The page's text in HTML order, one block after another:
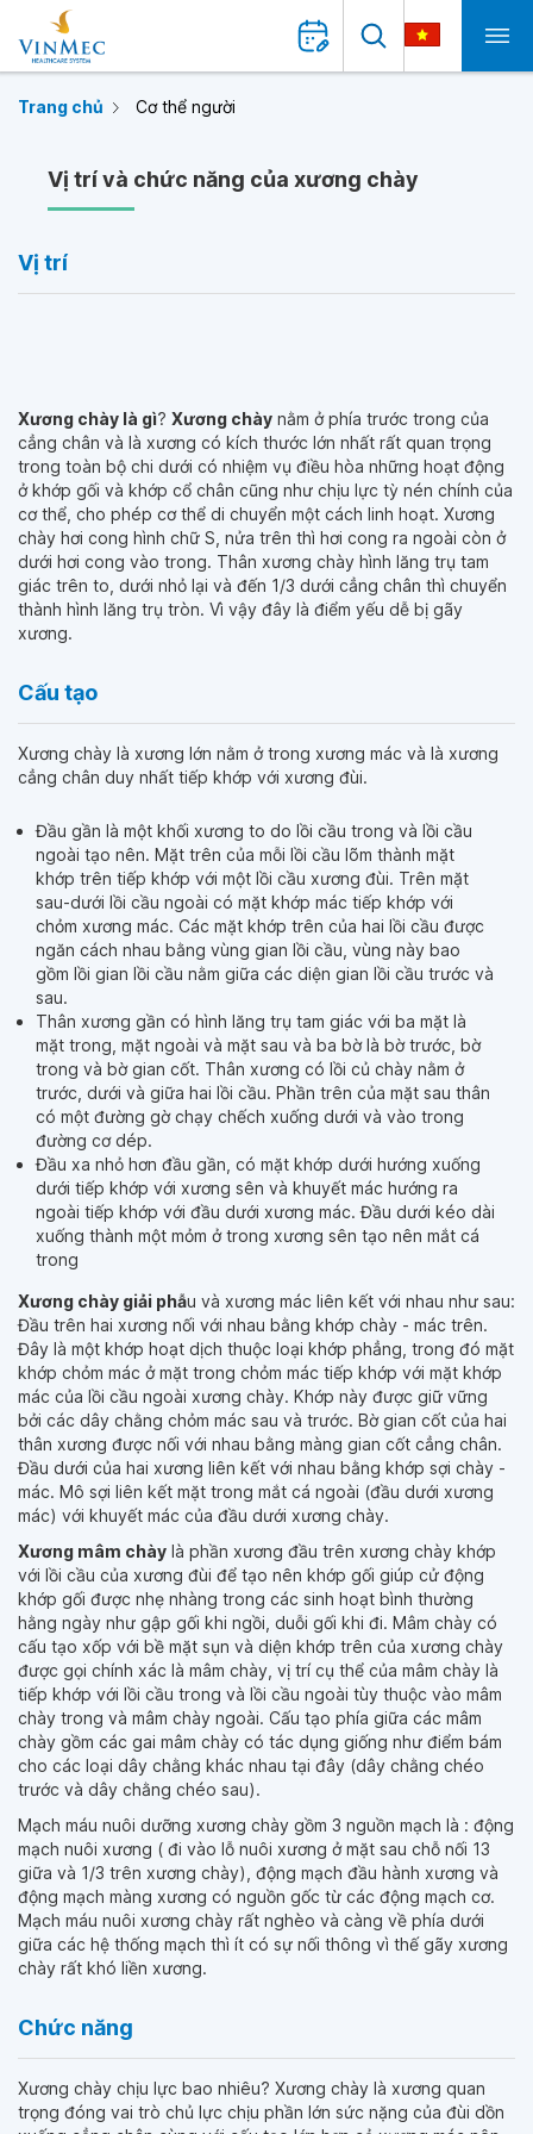
Trang chủ Cơ thể người
Vị trí và chức năng của xương chày
Vị trí
Xương chày là gì? Xương chày nằm ở phía trước trong của
cẳng chân và là xương có kích thước lớn nhất rất quan trọng
trong toàn bộ chi dưới có nhiệm vụ điều hòa những hoạt động
ở khớp gối và khớp cổ chân cũng như chịu lực tỳ nén chính của
cơ thể, cho phép cơ thể di chuyển một cách linh hoạt. Xương
chày hơi cong hình chữ S, nửa trên thì hơi cong ra ngoài còn ở
dưới hơi cong vào trong. Thân xương chày hình lăng trụ tam
giác trên to, dưới nhỏ lại và đến 1/3 dưới cẳng chân thì chuyển
thành hình lăng trụ tròn. Vì vậy đây là điểm yếu dễ bị gãy
xương.
Cấu tạo
Xương chày là xương lớn nằm ở trong xương mác và là xương
cẳng chân duy nhất tiếp khớp với xương đùi.
Đầu gần là một khối xương to do lồi cầu trong và lồi cầu
ngoài tạo nên. Mặt trên của mỗi lồi cầu lõm thành mặt
khớp trên tiếp khớp với một lồi cầu xương đùi. Trên mặt
sau-dưới lồi cầu ngoài có mặt khớp mác tiếp khớp với
chỏm xương mác. Các mặt khớp trên của hai lồi cầu được
ngăn cách nhau bằng vùng gian lồi cầu, vùng này bao
gồm lồi gian lồi cầu nằm giữa các diện gian lồi cầu trước và
sau.
Thân xương gần có hình lăng trụ tam giác với ba mặt là
mặt trong, mặt ngoài và mặt sau và ba bờ là bờ trước, bờ
trong và bờ gian cốt. Thân xương có lồi củ chày nằm ở
trước, dưới và giữa hai lồi cầu. Phần trên của mặt sau thân
có một đường gờ chạy chếch xuống dưới và vào trong
đường cơ dép.
Đầu xa nhỏ hơn đầu gần, có mặt khớp dưới hướng xuống
dưới tiếp khớp với xương sên và khuyết mác hướng ra
ngoài tiếp khớp với đầu dưới xương mác. Đầu dưới kéo dài
xuống thành một mỏm ở trong xương sên tạo nên mắt cá
trong
Xương chày giải phẫu và xương mác liên kết với nhau như sau:
Đầu trên hai xương nối với nhau bằng khớp chày - mác trên.
Đây là một khớp hoạt dịch thuộc loại khớp phẳng, trong đó mặt
khớp chỏm mác ở mặt trong chỏm mác tiếp khớp với mặt khớp
mác của lồi cầu ngoài xương chày. Khớp này được giữ vững
bởi các dây chằng chỏm mác sau và trước. Bờ gian cốt của hai
thân xương được nối với nhau bằng màng gian cốt cẳng chân.
Đầu dưới của hai xương liên kết với nhau bằng khớp sợi chày -
mác. Mô sợi liên kết mặt trong mắt cá ngoài (đầu dưới xương
mác) với khuyết mác của đầu dưới xương chày.
Xương mâm chày là phần xương đầu trên xương chày khớp
với lồi cầu của xương đùi để tạo nên khớp gối giúp cử động
khớp gối được nhẹ nhàng trong các sinh hoạt bình thường
hằng ngày như gập gối khi ngồi, duỗi gối khi đi. Mâm chày có
cấu tạo xốp với bề mặt sụn và diện khớp trên của xương chày
được gọi chính xác là mâm chày, vị trí cụ thể của mâm chày là
tiếp khớp với lồi cầu trong và lồi cầu ngoài tùy thuộc vào mâm
chày trong và mâm chày ngoài. Cấu tạo phía giữa các mâm
chày gồm các gai mâm chày có tác dụng giống như điểm bám
cho các loại dây chằng khác nhau tại đây (dây chằng chéo
trước và dây chằng chéo sau).
Mạch máu nuôi dưỡng xương chày gồm 3 nguồn mạch là : động
mạch nuôi xương ( đi vào lỗ nuôi xương ở mặt sau chỗ nối 13
giữa và 1/3 trên xương chày), động mạch đầu hành xương và
động mạch màng xương có nguồn gốc từ các động mạch cơ.
Mạch máu nuôi xương chày rất nghèo và càng về phía dưới
giữa các hệ thống mạch thì ít có sự nối thông vì thế gãy xương
chày rất khó liền xương.
Chức năng
Xương chày chịu lực bao nhiêu? Xương chày là xương quan
trọng đóng vai trò chủ lực chịu phần lớn sức nặng của đùi dồn